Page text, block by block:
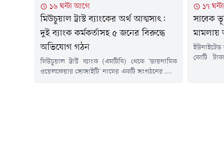
১৬ ঘন্টা আগে
মিউচুয়াল ট্রাস্ট ব্যাংকের অর্থ আত্মসাৎ:
দুই ব্যাংক কর্মকর্তাসহ ৫ জনের বিরুদ্ধে
অভিযোগ গঠন
মিউচুয়াল ট্রাস্ট ব্যাংক (এমটিবি) থেকে 'ডায়নামিক
ওয়েলফেয়ার সোসাইটি' নামের একটি সংগঠনের নামে
১৭
সাবেক
মামলায়
ইউনাইটেড
কোটি